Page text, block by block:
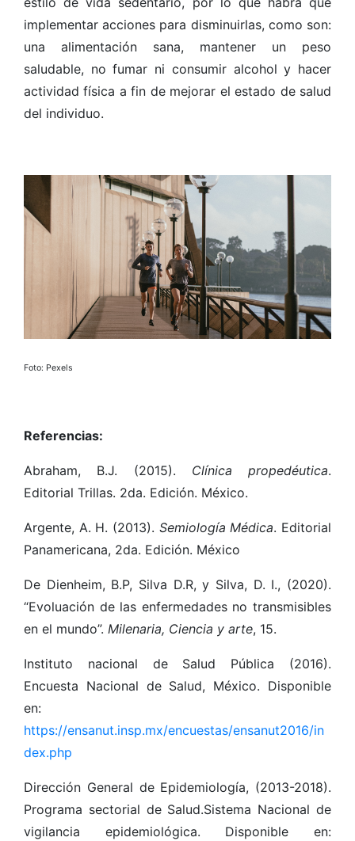
implementar acciones para disminuirlas, como son:
una alimentación sana, mantener un peso
saludable, no fumar ni consumir alcohol y hacer
actividad física a fin de mejorar el estado de salud
del individuo.
Foto: Pexels
Referencias:
Abraham, B.J. (2015). Clínica propedéutica.
Editorial Trillas. 2da. Edición. México.
Argente, A. H. (2013). Semiología Médica. Editorial
Panamericana, 2da. Edición. México
De Dienheim, B.P, Silva D.R, y Silva, D. I., (2020).
“Evoluación de las enfermedades no transmisibles
en el mundo”. Milenaria, Ciencia y arte, 15.
Instituto nacional de Salud Pública (2016).
Encuesta Nacional de Salud, México. Disponible
en:
https://ensanut.insp.mx/encuestas/ensanut2016/in
dex.php
Dirección General de Epidemiología, (2013-2018).
Programa sectorial de Salud.Sistema Nacional de
vigilancia epidemiológica. Disponible en: